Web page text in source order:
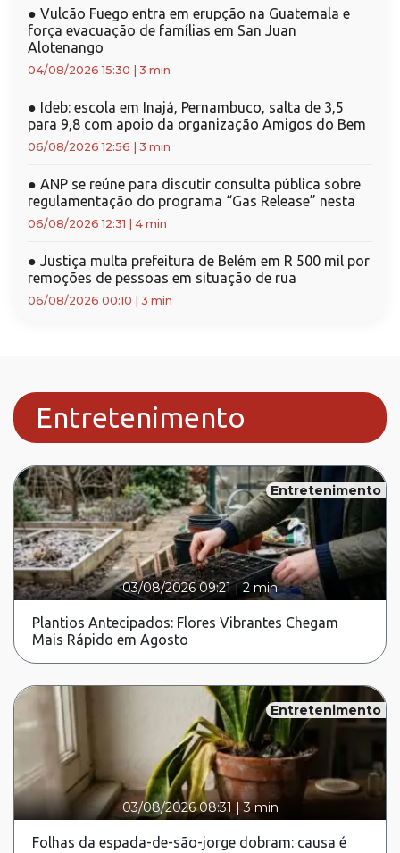
● Vulcão Fuego entra em erupção na Guatemala e
força evacuação de famílias em San Juan
Alotenango
04/08/2026 15:30 3 min
● Ideb: escola em Inajá, Pernambuco, salta de 3,5
para 9,8 com apoio da organização Amigos do Bem
06/08/2026 12:56 3 min
● ANP se reúne para discutir consulta pública sobre
regulamentação do programa “Gas Release” nesta
06/08/2026 12:31 4 min
● Justiça multa prefeitura de Belém em R 500 mil por
remoções de pessoas em situação de rua
06/08/2026 00:10 3 min
Entretenimento
Entretenimento
03/08/2026 09:21|2 min
Plantios Antecipados: Flores Vibrantes Chegam
Mais Rápido em Agosto
Entretenimento
03/08/2026 08:31 |3 min
Folhas da espada-de-são-jorge dobram: causa é